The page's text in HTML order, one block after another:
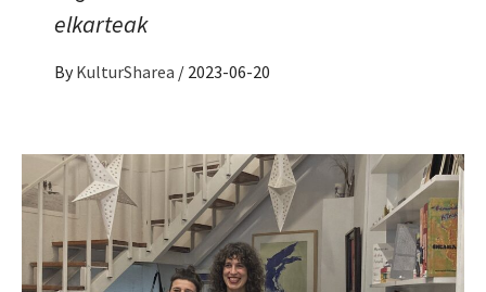
elkarteak
By KulturSharea / 2023-06-20